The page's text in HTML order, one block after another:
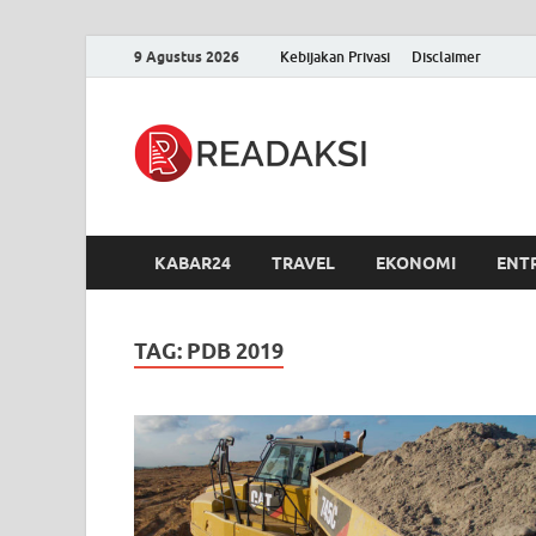
9 Agustus 2026 Kebijakan Privasi Disclaimer
KABAR24 TRAVEL EKONOMI
TAG: PDB 2019